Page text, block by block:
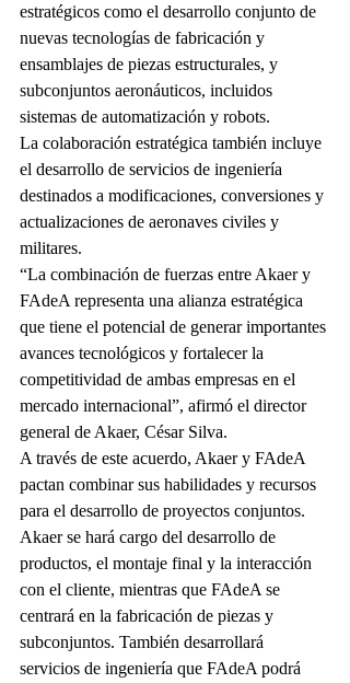
estratégicos como el desarrollo conjunto de
nuevas tecnologías de fabricación y
ensamblajes de piezas estructurales, y
subconjuntos aeronáuticos, incluidos
sistemas de automatización y robots.
La colaboración estratégica también incluye
el desarrollo de servicios de ingeniería
destinados a modificaciones, conversiones y
actualizaciones de aeronaves civiles y
militares.
“La combinación de fuerzas entre Akaer y
FAdeA representa una alianza estratégica
que tiene el potencial de generar importantes
avances tecnológicos y fortalecer la
competitividad de ambas empresas en el
mercado internacional”, afirmó el director
general de Akaer, César Silva.
A través de este acuerdo, Akaer y FAdeA
pactan combinar sus habilidades y recursos
para el desarrollo de proyectos conjuntos.
Akaer se hará cargo del desarrollo de
productos, el montaje final y la interacción
con el cliente, mientras que FAdeA se
centrará en la fabricación de piezas y
subconjuntos. También desarrollará
servicios de ingeniería que FAdeA podrá